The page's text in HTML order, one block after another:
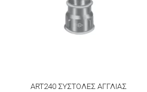
ART240 ΣΥΣΤΟΛΕΣ ΑΓΓΛΙΑΣ